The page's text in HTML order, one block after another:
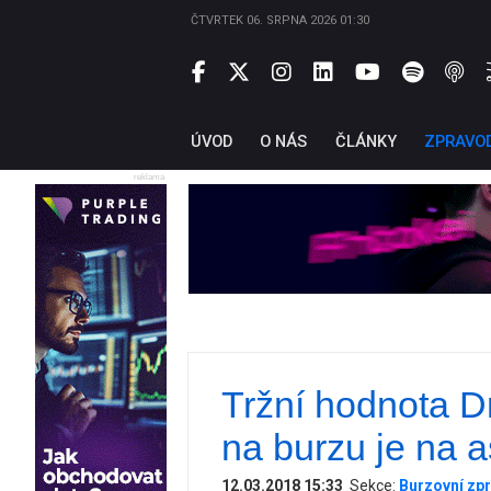
ČTVRTEK 06. SRPNA 2026 01:30
ÚVOD O NÁS ČLÁNKY
reklama
Tržní hodnota
na burzu je na
12.03.2018 15:33 Sekce: Burzovní